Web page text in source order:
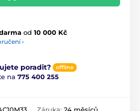
od 10 000 Kč
›
poradit? offline
na 775 400 255